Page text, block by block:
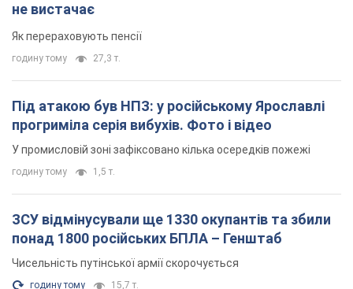
не вистачає
Як перераховують пенсії
годину тому 27,3 т.
Під атакою був НПЗ: у російському Ярославлі
прогриміла серія вибухів. Фото і відео
У промисловій зоні зафіксовано кілька осередків пожежі
годину тому 1,5 т.
ЗСУ відмінусували ще 1330 окупантів та збили
понад 1800 російських БПЛА – Генштаб
Чисельність путінської армії скорочується
годину тому 15,7 т.